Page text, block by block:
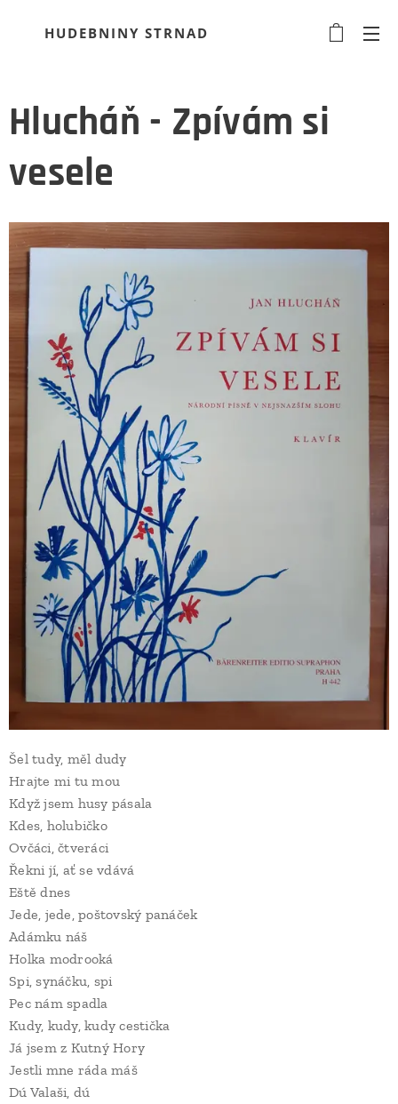
HUDEBNINY STRNAD
Hlucháň - Zpívám si
vesele
Šel tudy, měl dudy
Hrajte mi tu mou
Když jsem husy pásala
Kdes, holubičko
Ovčáci, čtveráci
Řekni jí, ať se vdává
Eště dnes
Jede, jede, poštovský panáček
Adámku náš
Holka modrooká
Spi, synáčku, spi
Pec nám spadla
Kudy, kudy, kudy cestička
Já jsem z Kutný Hory
Jestli mne ráda máš
Dú Valaši, dú